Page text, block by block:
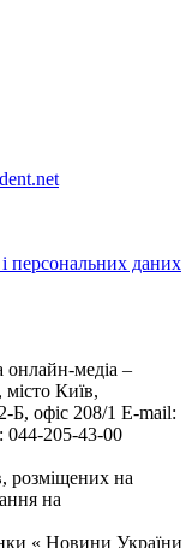
персональних даних
онлайн-медіа –
Київ,
офіс 208/1 E-mail:
044-205-43-00
розміщених на
на
« Новини України